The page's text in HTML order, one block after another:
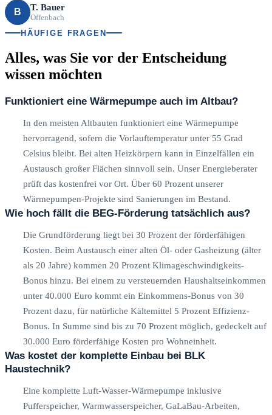
B T. Bauer
Offenbach
HÄUFIGE FRAGEN
Alles, was Sie vor der Entscheidung
wissen möchten
Funktioniert eine Wärmepumpe auch im Altbau?
In den meisten Altbauten funktioniert eine Wärmepumpe
hervorragend, sofern die Vorlauftemperatur unter 55 Grad
Celsius bleibt. Bei alten Heizkörpern kann in Einzelfällen ein
Austausch großer Flächen sinnvoll sein. Unser Energieberater
prüft das kostenfrei vor Ort. Über 60 Prozent unserer
Wärmepumpen-Projekte sind Sanierungen im Bestand.
Wie hoch fällt die BEG-Förderung tatsächlich aus?
Die Grundförderung liegt bei 30 Prozent der förderfähigen
Kosten. Beim Austausch einer alten Öl- oder Gasheizung (älter
als 20 Jahre) kommen 20 Prozent Klimageschwindigkeits-
Bonus hinzu. Bei einem zu versteuernden Haushaltseinkommen
unter 40.000 Euro kommt ein Einkommens-Bonus von 30
Prozent dazu, für natürliche Kältemittel 5 Prozent Effizienz-
Bonus. In Summe sind bis zu 70 Prozent möglich, gedeckelt auf
30.000 Euro förderfähige Kosten pro Wohneinheit.
Was kostet der komplette Einbau bei BLK
Haustechnik?
Eine komplette Luft-Wasser-Wärmepumpe inklusive
Pufferspeicher, Warmwasserspeicher, GaLaBau-Arbeiten,